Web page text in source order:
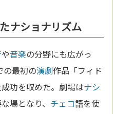
ナショナリズム
や音楽の分野にも広がっ
の最初の演劇作品「フィド
功を収めた。劇場はナシ
場となり、 チェコ語を使